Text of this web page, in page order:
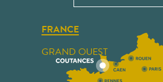
FRANCE
GRAND OUEST